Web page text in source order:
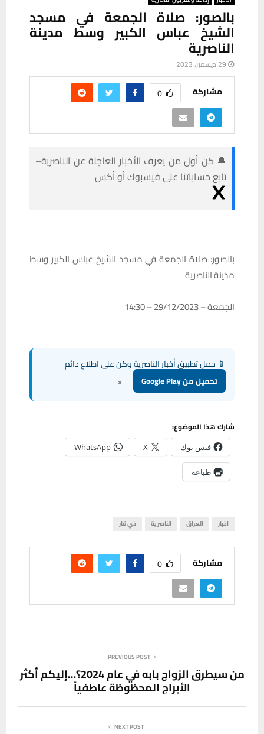
بالصور: صلاة الجمعة في مسجد
الشيخ عباس الكبير وسط مدينة
الناصرية
29 ديسمبر، 2023
مشاركة 0
🔔 كن أول من يعرف الأخبار العاجلة عن الناصرية–
تابع حساباتنا على فيسبوك أو أكس
بالصور: صلاة الجمعة في مسجد الشيخ عباس الكبير وسط
مدينة الناصرية
الجمعة – 29/12/2023 – 14:30
📱 حمل تطبيق أخبار الناصرية وكن على اطلاع دائم
تحميل من Google Play ×
شارك هذا الموضوع:
فيس بوك X
WhatsApp
طباعة
اخبار العراق الناصرية ذي قار
مشاركة 0
PREVIOUS POST
من سيطرق الزواج بابه في عام 2024؟…إليكم أكثر
الأبراج المحظوظة عاطفياً
NEXT POST